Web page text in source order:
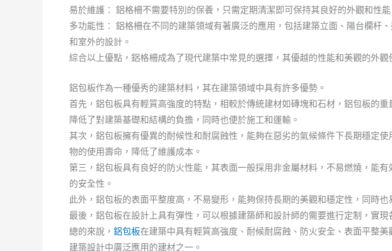
易於維護： 鋁格柵不需要特別的保養，只需定期清潔即可保持其良好的外觀和性能
多功能性： 鋁格柵在不同的建築領域有著廣泛的應用，包括建築立面、陽台欄杆
和室外的設計。
綜合以上優點，鋁格柵成為了現代建築中常見的選擇，其優越的性能和美觀的外觀
鋁包板作為一種優秀的建築材料，其在建築領域中具有許多優勢。
首先，鋁包板具有輕質高強度的特點，相較於傳統建材如磚塊和石材，鋁包板的重
降低了對建築基礎和結構的負擔，同時也便於施工和運輸。
其次，鋁包板擁有優異的耐候性和耐腐蝕性，能夠在惡劣的氣候條件下長期穩定
物的使用壽命，降低了維護成本。
第三，鋁包板具有良好的防火性能，其表面一般採用非金屬材料，不易燃燒，能
的安全性。
此外，鋁包板的表面平整度高，不易變形，能夠保持長期的美觀和穩定性，同時也
最後，鋁包板在設計上具有彈性，可以根據建築師和設計師的需要進行定制，實現
總的來說， 鋁包板在建築中具有輕質高強度、耐候耐腐蝕、防火安全、表面平整
建築設計中廣泛應用的建材之一。